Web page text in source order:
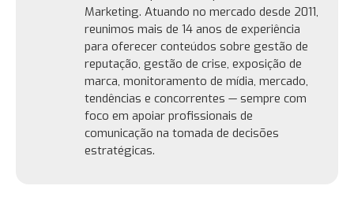
Marketing. Atuando no mercado desde 2011,
reunimos mais de 14 anos de experiência
para oferecer conteúdos sobre gestão de
reputação, gestão de crise, exposição de
marca, monitoramento de mídia, mercado,
tendências e concorrentes — sempre com
foco em apoiar profissionais de
comunicação na tomada de decisões
estratégicas.